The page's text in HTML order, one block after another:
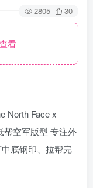
2805 30
看
North Face x
帮空军版型 专注外
底钢印、拉帮完